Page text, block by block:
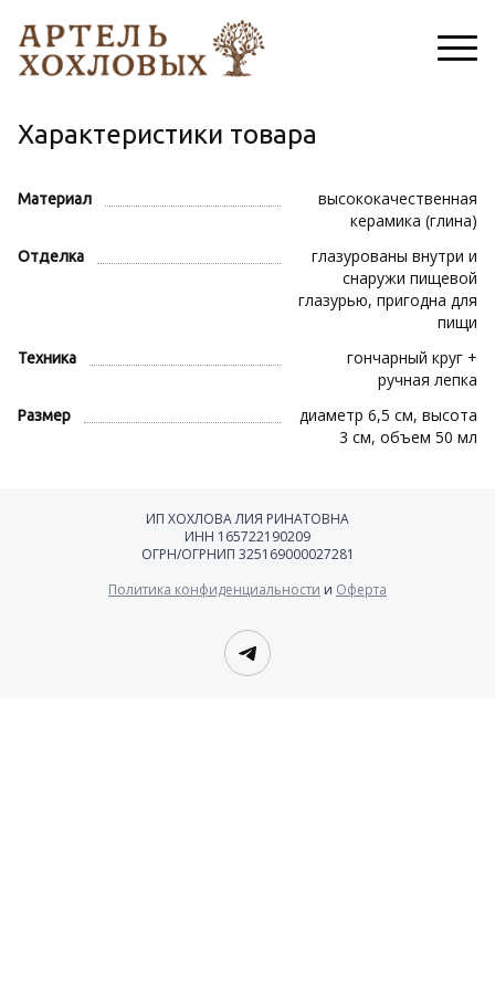
Характеристики товара
Материал
высококачественная
керамика (глина)
Отделка
глазурованы внутри и
снаружи пищевой
глазурью, пригодна для
пищи
Техника
гончарный круг +
ручная лепка
Размер
диаметр 6,5 см, высота
3 см, объем 50 мл
ИП ХОХЛОВА ЛИЯ РИНАТОВНА
ИНН 165722190209
ОГРН/ОГРНИП 325169000027281
Политика конфиденциальности и Оферта